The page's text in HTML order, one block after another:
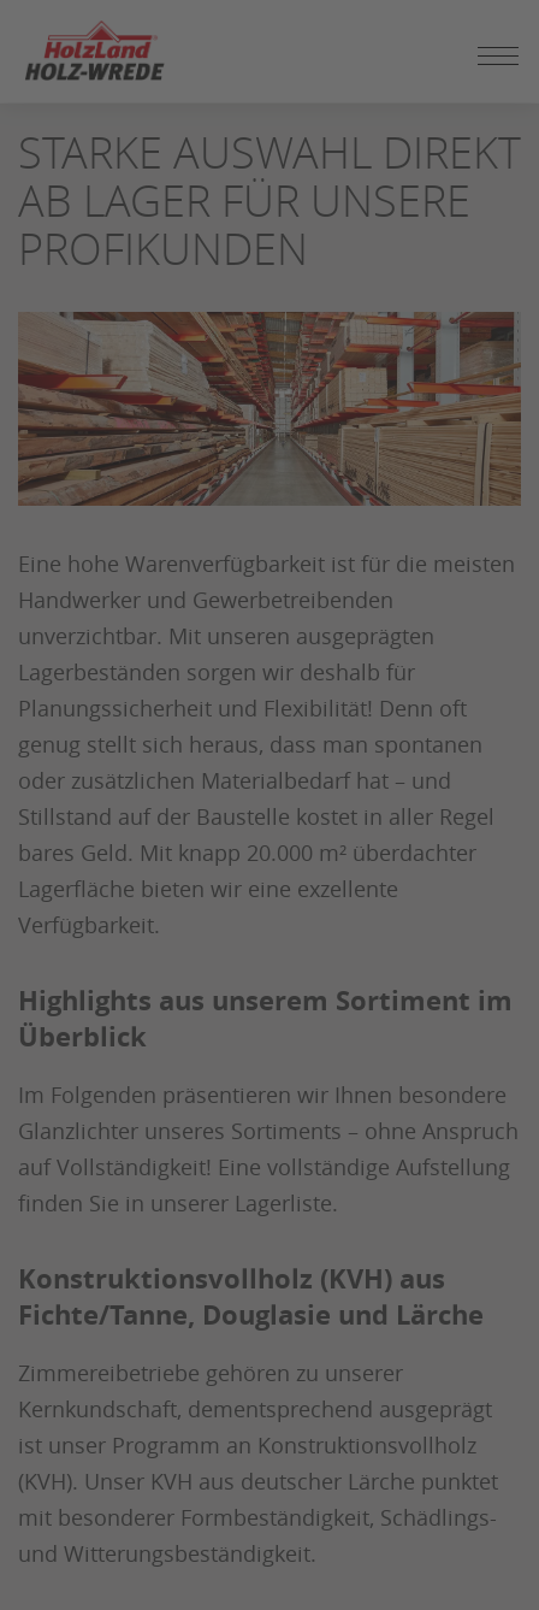
SEITENINHALT
SPRINGEN
STARKE AUSWAHL DIREKT
AB LAGER FÜR UNSERE
PROFIKUNDEN
Eine hohe Warenverfügbarkeit ist für die meisten
Handwerker und Gewerbetreibenden
unverzichtbar. Mit unseren ausgeprägten
Lagerbeständen sorgen wir deshalb für
Planungssicherheit und Flexibilität! Denn oft
genug stellt sich heraus, dass man spontanen
oder zusätzlichen Materialbedarf hat – und
Stillstand auf der Baustelle kostet in aller Regel
bares Geld. Mit knapp 20.000 m² überdachter
Lagerfläche bieten wir eine exzellente
Verfügbarkeit.
Highlights aus unserem Sortiment im
Überblick
Im Folgenden präsentieren wir Ihnen besondere
Glanzlichter unseres Sortiments – ohne Anspruch
auf Vollständigkeit! Eine vollständige Aufstellung
finden Sie in unserer Lagerliste.
Konstruktionsvollholz (KVH) aus
Fichte/Tanne, Douglasie und Lärche
Zimmereibetriebe gehören zu unserer
Kernkundschaft, dementsprechend ausgeprägt
ist unser Programm an Konstruktionsvollholz
(KVH). Unser KVH aus deutscher Lärche punktet
mit besonderer Formbeständigkeit, Schädlings-
und Witterungsbeständigkeit.